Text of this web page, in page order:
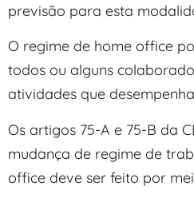
previsão para esta
O regime de home office
todos ou alguns
atividades que
Os artigos 75-A e 75-B da
mudança de regime de
office deve ser feito por